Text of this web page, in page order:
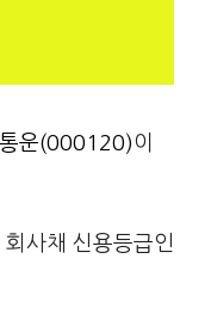
운(000120)이
사채 신용등급인